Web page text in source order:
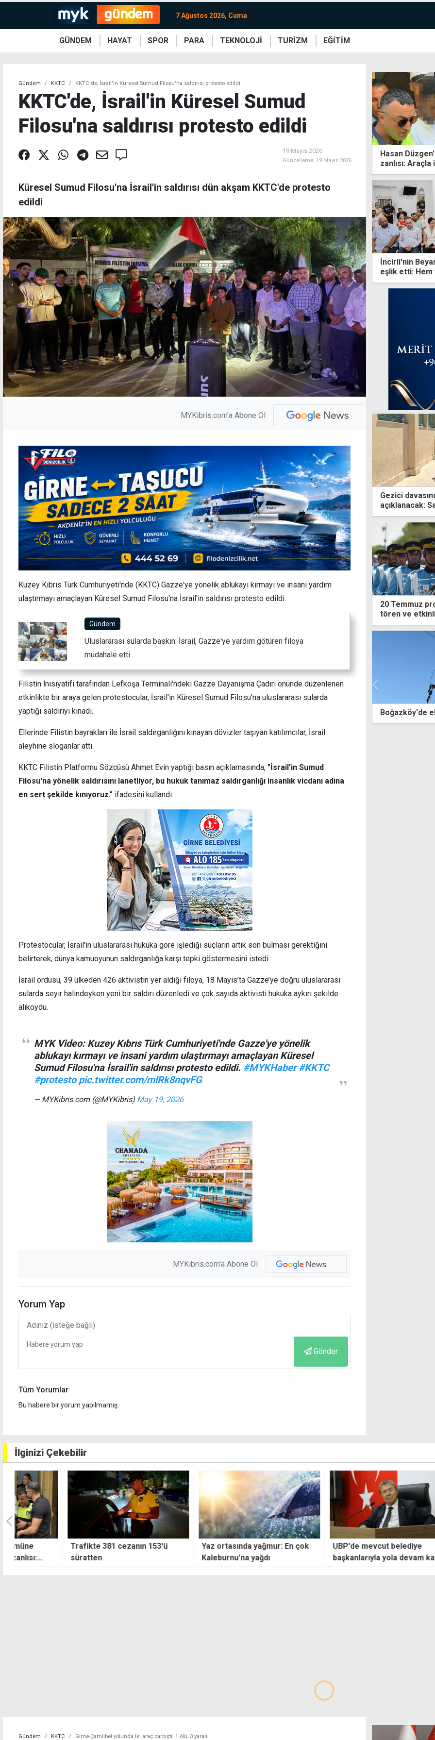
7 Ağustos 2026, Cuma
GÜNDEM HAYAT SPOR PARA TEKNOLOJİ TURİZM EĞİTİM
Gündem KKTC KKTC'de, İsrail'in Küresel Sumud Filosu'na saldırısı protesto edildi
KKTC'de, İsrail'in Küresel Sumud
Filosu'na saldırısı protesto edildi
19 Mayıs 2026
Güncelleme: 19 Mayıs 2026
Küresel Sumud Filosu'na İsrail'in saldırısı dün akşam KKTC'de protesto
edildi
MYKibris.com'a Abone Ol
Kuzey Kıbrıs Türk Cumhuriyeti'nde (KKTC) Gazze'ye yönelik ablukayı kırmayı ve insani yardım
ulaştırmayı amaçlayan Küresel Sumud Filosu'na İsrail'in saldırısı protesto edildi.
Gündem
Uluslararası sularda baskın: İsrail, Gazze'ye yardım götüren filoya
müdahale etti
Filistin İnisiyatifi tarafından Lefkoşa Terminali'ndeki Gazze Dayanışma Çadırı önünde düzenlenen
etkinlikte bir araya gelen protestocular, İsrail'in Küresel Sumud Filosu'na uluslararası sularda
yaptığı saldırıyı kınadı.
Ellerinde Filistin bayrakları ile İsrail saldırganlığını kınayan dövizler taşıyan katılımcılar, İsrail
aleyhine sloganlar attı.
KKTC Filistin Platformu Sözcüsü Ahmet Evin yaptığı basın açıklamasında, "İsrail'in Sumud
Filosu'na yönelik saldırısını lanetliyor, bu hukuk tanımaz saldırganlığı insanlık vicdanı adına
en sert şekilde kınıyoruz." ifadesini kullandı.
Protestocular, İsrail'in uluslararası hukuka göre işlediği suçların artık son bulması gerektiğini
belirterek, dünya kamuoyunun saldırganlığa karşı tepki göstermesini istedi.
İsrail ordusu, 39 ülkeden 426 aktivistin yer aldığı filoya, 18 Mayıs’ta Gazze’ye doğru uluslararası
sularda seyir halindeyken yeni bir saldırı düzenledi ve çok sayıda aktivisti hukuka aykırı şekilde
alıkoydu.
MYK Video: Kuzey Kıbrıs Türk Cumhuriyeti'nde Gazze'ye yönelik
ablukayı kırmayı ve insani yardım ulaştırmayı amaçlayan Küresel
Sumud Filosu'na İsrail'in saldırısı protesto edildi. #MYKHaber #KKTC
#protesto pic.twitter.com/mlRk8nqvFG
— MYKibris.com (@MYKibris) May 19, 2026
MYKibris.com'a Abone Ol
Yorum Yap
Gönder
Tüm Yorumlar
Bu habere bir yorum yapılmamış.
Hasan
zanlısı:
uyuşturucu
İncirli'nin
eşlik etti: Hem
başarıyla
Gezici
açıklanacak:
20 Temmuz
tören ve
İhraç edilen Ukraynalı: Güney'den yürüyerek
Trafik
süredir kaçak
İlginizi Çekebilir
Trafikte 381 cezanın 153'ü
süratten
Yaz ortasında yağmur: En çok
Kaleburnu'na yağdı
UBP'de mevcut belediye
başkanlarıyla yola devam kararı
Gündem KKTC Girne-Çamlıbel yolunda iki araç çarpıştı: 1 ölü, 3 yaralı